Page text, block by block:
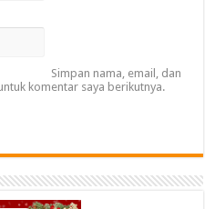
Simpan nama, email, dan
komentar saya berikutnya.